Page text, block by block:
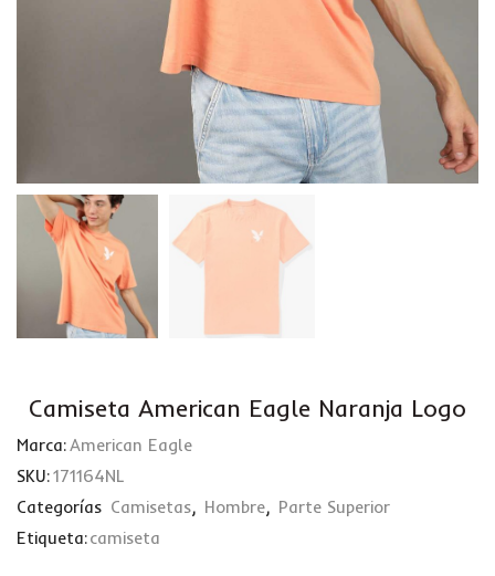
Camiseta American Eagle Naranja Logo
Marca:American Eagle
SKU:171164NL
Categorías Camisetas, Hombre, Parte Superior
Etiqueta:camiseta